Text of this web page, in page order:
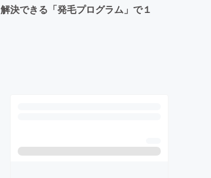
決できる「発毛プログラム」で１